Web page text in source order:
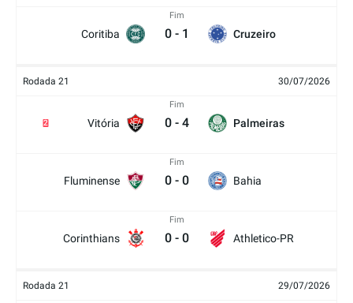
Coritiba
Fim
0 - 1 Cruzeiro
Rodada 21 30/07/2026
Vitória
2
Fim
0 - 4 Palmeiras
Fluminense
Fim
0 - 0 Bahia
Corinthians
Fim
0 - 0 Athletico-PR
Rodada 21 29/07/2026